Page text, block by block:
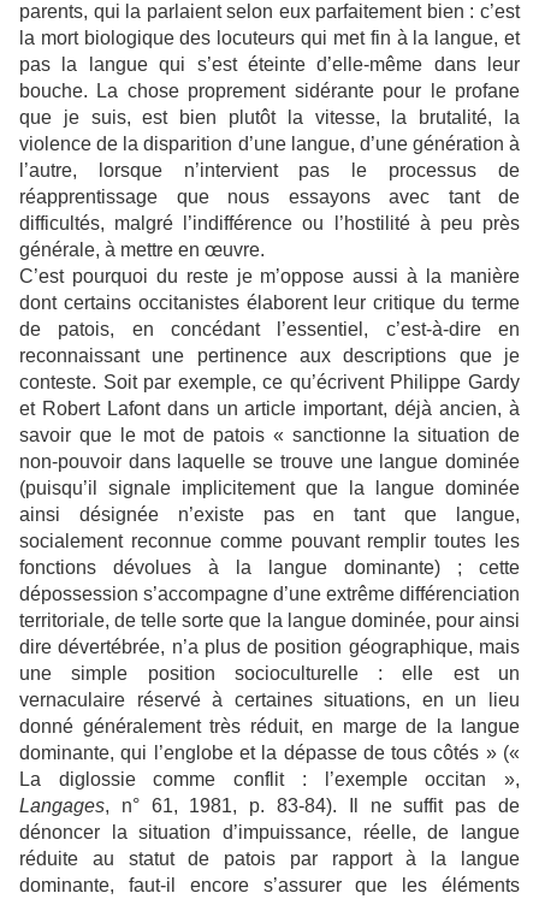
parents, qui la parlaient selon eux parfaitement bien : c’est
la mort biologique des locuteurs qui met fin à la langue, et
pas la langue qui s’est éteinte d’elle-même dans leur
bouche. La chose proprement sidérante pour le profane
que je suis, est bien plutôt la vitesse, la brutalité, la
violence de la disparition d’une langue, d’une génération à
l’autre, lorsque n’intervient pas le processus de
réapprentissage que nous essayons avec tant de
difficultés, malgré l’indifférence ou l’hostilité à peu près
générale, à mettre en œuvre.
C’est pourquoi du reste je m’oppose aussi à la manière
dont certains occitanistes élaborent leur critique du terme
de patois, en concédant l’essentiel, c’est-à-dire en
reconnaissant une pertinence aux descriptions que je
conteste. Soit par exemple, ce qu’écrivent Philippe Gardy
et Robert Lafont dans un article important, déjà ancien, à
savoir que le mot de patois « sanctionne la situation de
non-pouvoir dans laquelle se trouve une langue dominée
(puisqu’il signale implicitement que la langue dominée
ainsi désignée n’existe pas en tant que langue,
socialement reconnue comme pouvant remplir toutes les
fonctions dévolues à la langue dominante) ; cette
dépossession s’accompagne d’une extrême différenciation
territoriale, de telle sorte que la langue dominée, pour ainsi
dire dévertébrée, n’a plus de position géographique, mais
une simple position socioculturelle : elle est un
vernaculaire réservé à certaines situations, en un lieu
donné généralement très réduit, en marge de la langue
dominante, qui l’englobe et la dépasse de tous côtés » («
La diglossie comme conflit : l’exemple occitan »,
Langages, n° 61, 1981, p. 83-84). Il ne suffit pas de
dénoncer la situation d’impuissance, réelle, de langue
réduite au statut de patois par rapport à la langue
dominante, faut-il encore s’assurer que les éléments